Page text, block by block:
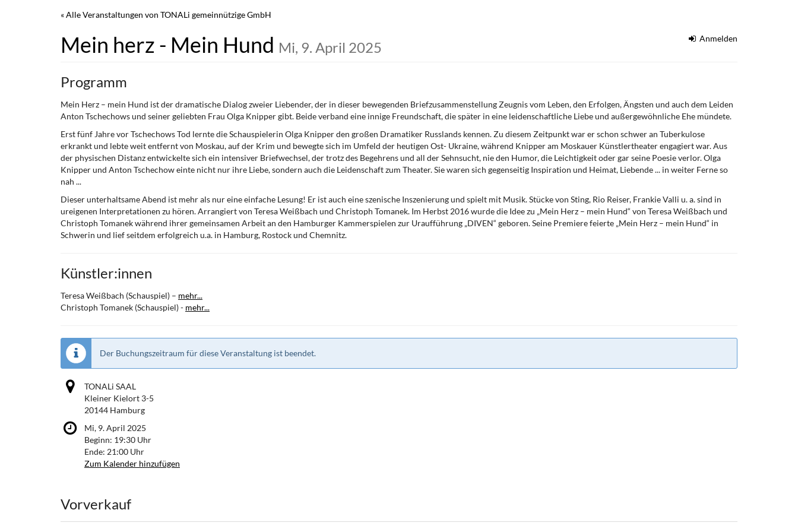
« Alle Veranstaltungen von TONALi gemeinnützige GmbH
Mein herz - Mein Hund Mi, 9. April 2025
Anmelden
Programm
Mein Herz – mein Hund ist der dramatische Dialog zweier Liebender, der in dieser bewegenden Briefzusammenstellung Zeugnis vom Leben, den Erfolgen, Ängsten und auch dem Leiden
Anton Tschechows und seiner geliebten Frau Olga Knipper gibt. Beide verband eine innige Freundschaft, die später in eine leidenschaftliche Liebe und außergewöhnliche Ehe mündete.
Erst fünf Jahre vor Tschechows Tod lernte die Schauspielerin Olga Knipper den großen Dramatiker Russlands kennen. Zu diesem Zeitpunkt war er schon schwer an Tuberkulose
erkrankt und lebte weit entfernt von Moskau, auf der Krim und bewegte sich im Umfeld der heutigen Ost- Ukraine, während Knipper am Moskauer Künstlertheater engagiert war. Aus
der physischen Distanz entwickelte sich ein intensiver Briefwechsel, der trotz des Begehrens und all der Sehnsucht, nie den Humor, die Leichtigkeit oder gar seine Poesie verlor. Olga
Knipper und Anton Tschechow einte nicht nur ihre Liebe, sondern auch die Leidenschaft zum Theater. Sie waren sich gegenseitig Inspiration und Heimat, Liebende ... in weiter Ferne so
nah ...
Dieser unterhaltsame Abend ist mehr als nur eine einfache Lesung! Er ist auch eine szenische Inszenierung und spielt mit Musik. Stücke von Sting, Rio Reiser, Frankie Valli u. a. sind in
ureigenen Interpretationen zu hören. Arrangiert von Teresa Weißbach und Christoph Tomanek. Im Herbst 2016 wurde die Idee zu „Mein Herz – mein Hund“ von Teresa Weißbach und
Christoph Tomanek während ihrer gemeinsamen Arbeit an den Hamburger Kammerspielen zur Uraufführung „DIVEN“ geboren. Seine Premiere feierte „Mein Herz – mein Hund“ in
Schwerin und lief seitdem erfolgreich u.a. in Hamburg, Rostock und Chemnitz.
Künstler:innen
Teresa Weißbach (Schauspiel) – mehr...
Christoph Tomanek (Schauspiel) - mehr...
Der Buchungszeitraum für diese Veranstaltung ist beendet.
TONALi SAAL
Kleiner Kielort 3-5
20144 Hamburg
Mi, 9. April 2025
Beginn: 19:30 Uhr
Ende: 21:00 Uhr
Zum Kalender hinzufügen
Produkte
Vorverkauf